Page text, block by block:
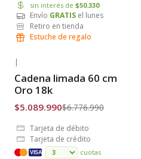
sin interés de $50.330
Envío GRATIS el lunes
Retiro en tienda
Estuche de regalo
Envío Gratis
|
Cadena limada 60 cm
Oro 18k
$5.089.990$6.776.990
Tarjeta de débito
Tarjeta de crédito
VISA
cuotas